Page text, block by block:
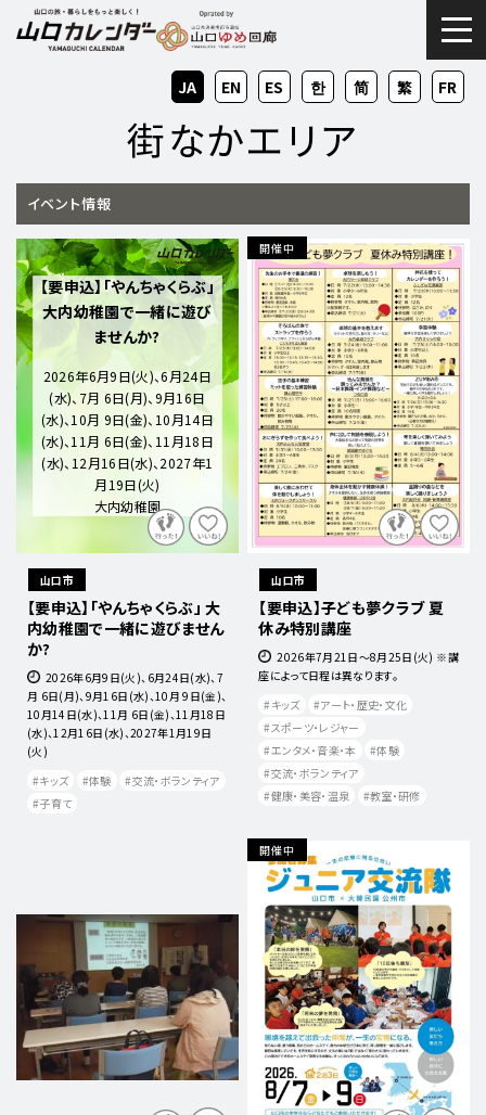
ZH-
CN
ZH-
TW
EN FR
JA KO
ES
街なかエリア
イベント情報
【要申込】「やんちゃくらぶ」
大内幼稚園で一緒に遊び
ませんか?
2026年6月9日(火)、6月24日
(水)、7月 6日(月)、9月16日
(水)、10月 9日(金)、10月14日
(水)、11月 6日(金)、11月18日
(水)、12月16日(水)、2027年1
月19日(火)
大内幼稚園
山口市
【要申込】「やんちゃくらぶ」 大
内幼稚園で一緒に遊びません
か?
2026年6月9日(火)、6月24日(水)、7
月 6日(月)、9月16日(水)、10月 9日(金)、
10月14日(水)、11月 6日(金)、11月18日
(水)、12月16日(水)、2027年1月19日
(火)
キッズ
体験
交流・ボランティア
子育て
開催中
山口市
【要申込】子ども夢クラブ 夏
休み特別講座
2026年7月21日〜8月25日(火) ※講
座によって日程は異なります。
キッズ
アート・歴史・文化
スポーツ・レジャー
エンタメ・音楽・本
体験
交流・ボランティア
健康・美容・温泉
教室・研修
開催中